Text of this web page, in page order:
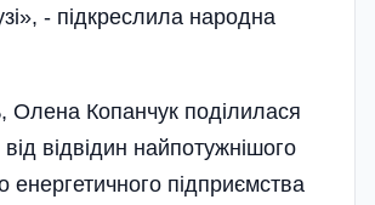
- підкреслила народна
Олена Копанчук поділилася
відвідин найпотужнішого
енергетичного підприємства